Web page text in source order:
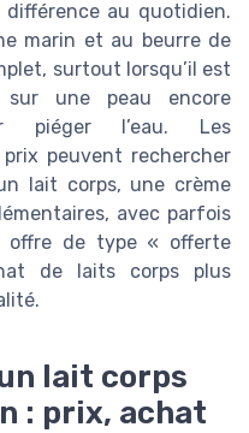
au quotidien.
marin et au beurre de
surtout lorsqu’il est
sur une peau encore
piéger l’eau. Les
peuvent rechercher
lait corps, une crème
avec parfois
offre de type « offerte
de laits corps plus
lait corps
: prix, achat